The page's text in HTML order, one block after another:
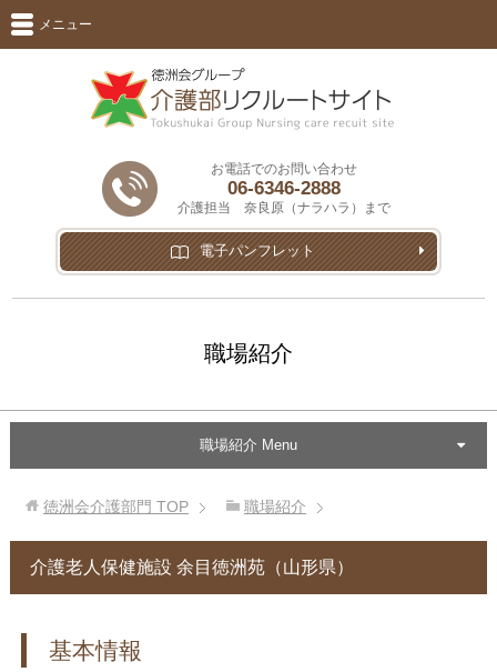
メニュー
お電話でのお問い合わせ
06-6346-2888
介護担当 奈良原（ナラハラ）まで
電子パンフレット
職場紹介
徳洲会介護部門 TOP 職場紹介
介護老人保健施設 余目徳洲苑（山形県）
基本情報
職場紹介 Menu